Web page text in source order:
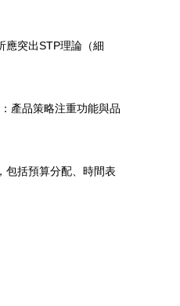
應突出STP理論（細
產品策略注重功能與品
包括預算分配、時間表